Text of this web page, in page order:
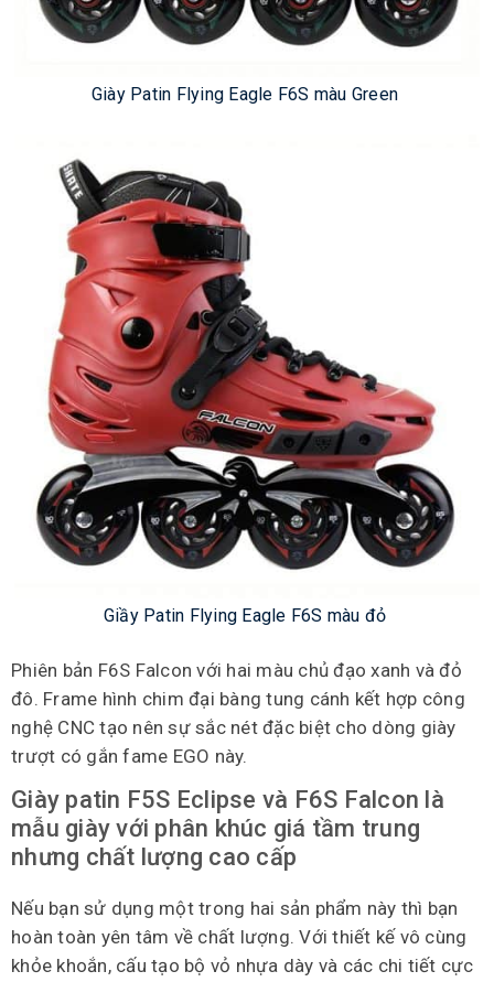
Giày Patin Flying Eagle F6S màu Green
Giầy Patin Flying Eagle F6S màu đỏ
Phiên bản F6S Falcon với hai màu chủ đạo xanh và đỏ
đô. Frame hình chim đại bàng tung cánh kết hợp công
nghệ CNC tạo nên sự sắc nét đặc biệt cho dòng giày
trượt có gắn fame EGO này.
Giày patin F5S Eclipse và F6S Falcon là
mẫu giày với phân khúc giá tầm trung
nhưng chất lượng cao cấp
Nếu bạn sử dụng một trong hai sản phẩm này thì bạn
hoàn toàn yên tâm về chất lượng. Với thiết kế vô cùng
khỏe khoắn, cấu tạo bộ vỏ nhựa dày và các chi tiết cực